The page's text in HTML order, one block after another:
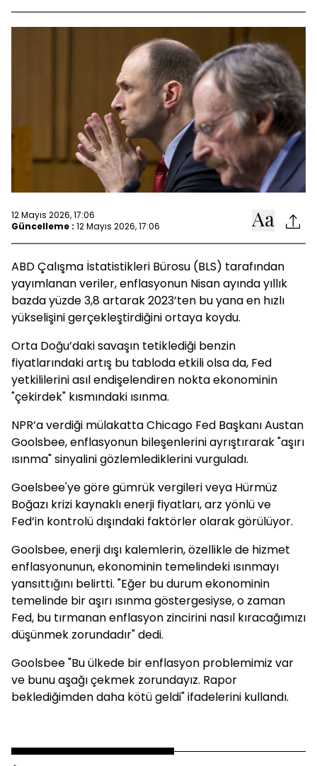
12 Mayıs 2026, 17:06
Güncelleme : 12 Mayıs 2026, 17:06
ABD Çalışma İstatistikleri Bürosu (BLS) tarafından
yayımlanan veriler, enflasyonun Nisan ayında yıllık
bazda yüzde 3,8 artarak 2023’ten bu yana en hızlı
yükselişini gerçekleştirdiğini ortaya koydu.
Orta Doğu’daki savaşın tetiklediği benzin
fiyatlarındaki artış bu tabloda etkili olsa da, Fed
yetkililerini asıl endişelendiren nokta ekonominin
"çekirdek" kısmındaki ısınma.
NPR’a verdiği mülakatta Chicago Fed Başkanı Austan
Goolsbee, enflasyonun bileşenlerini ayrıştırarak "aşırı
ısınma" sinyalini gözlemlediklerini vurguladı.
Goelsbee'ye göre gümrük vergileri veya Hürmüz
Boğazı krizi kaynaklı enerji fiyatları, arz yönlü ve
Fed’in kontrolü dışındaki faktörler olarak görülüyor.
Goolsbee, enerji dışı kalemlerin, özellikle de hizmet
enflasyonunun, ekonominin temelindeki ısınmayı
yansıttığını belirtti. "Eğer bu durum ekonominin
temelinde bir aşırı ısınma göstergesiyse, o zaman
Fed, bu tırmanan enflasyon zincirini nasıl kıracağımızı
düşünmek zorundadır" dedi.
Goolsbee "Bu ülkede bir enflasyon problemimiz var
ve bunu aşağı çekmek zorundayız. Rapor
beklediğimden daha kötü geldi" ifadelerini kullandı.